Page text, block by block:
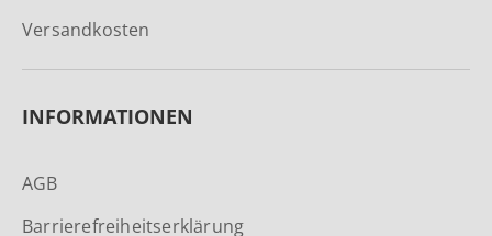
Versandkosten
INFORMATIONEN
AGB
Barrierefreiheitserklärung